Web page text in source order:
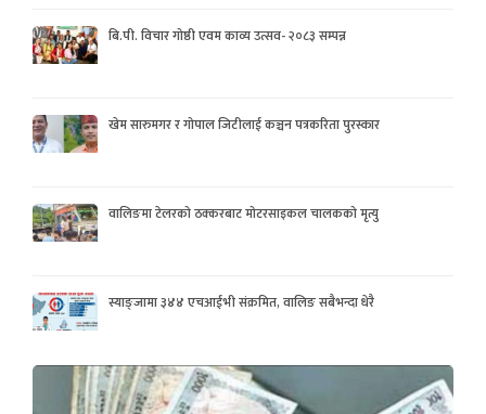
बि.पी. विचार गोष्ठी एवम काव्य उत्सव- २०८३ सम्पन्न
खेम सारुमगर र गोपाल जिटीलाई कञ्चन पत्रकरिता पुरस्कार
वालिङमा टेलरको ठक्करबाट मोटरसाइकल चालकको मृत्यु
स्याङ्जामा ३४४ एचआईभी संक्रमित, वालिङ सबैभन्दा धेरै